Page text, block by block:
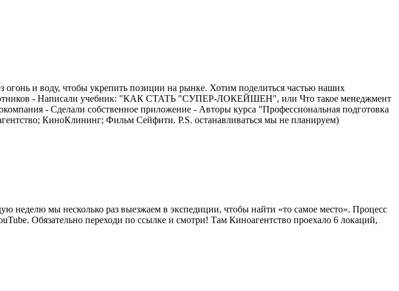
и воду, чтобы укрепить позиции на рынке. Хотим поделиться частью наших
- Написали учебник: "КАК СТАТЬ "СУПЕР-ЛОКЕЙШЕН", или Что такое менеджмент
- Сделали собственное приложение - Авторы курса "Профессиональная подготовка
КиноКлининг; Фильм Сейфити. P.S. останавливаться мы не планируем)
неделю мы несколько раз выезжаем в экспедиции, чтобы найти «то самое место». Процесс
Обязательно переходи по ссылке и смотри! Там Киноагентство проехало 6 локаций,